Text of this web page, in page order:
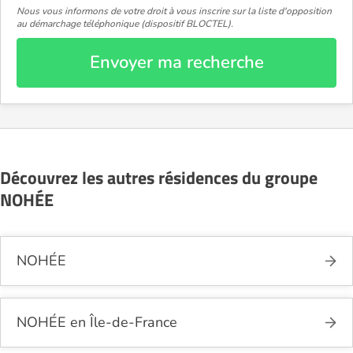
Nous vous informons de votre droit à vous inscrire sur la liste d'opposition
au démarchage téléphonique (dispositif BLOCTEL).
Envoyer ma recherche
Découvrez les autres résidences du groupe
NOHÉE
NOHÉE
NOHÉE en Île-de-France